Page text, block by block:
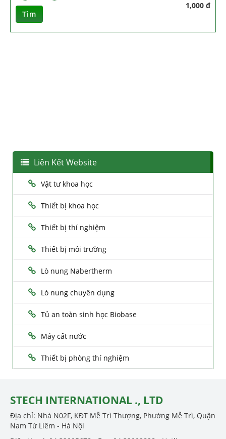
1,000 đ
Tìm
Liên Kết Website
Vật tư khoa học
Thiết bị khoa học
Thiết bị thí nghiệm
Thiết bị môi trường
Lò nung Nabertherm
Lò nung chuyên dụng
Tủ an toàn sinh học Biobase
Máy cất nước
Thiết bị phòng thí nghiệm
STECH INTERNATIONAL ., LTD
Địa chỉ: Nhà N02F, KĐT Mễ Trì Thượng, Phường Mễ Trì, Quận
Nam Từ Liêm - Hà Nội